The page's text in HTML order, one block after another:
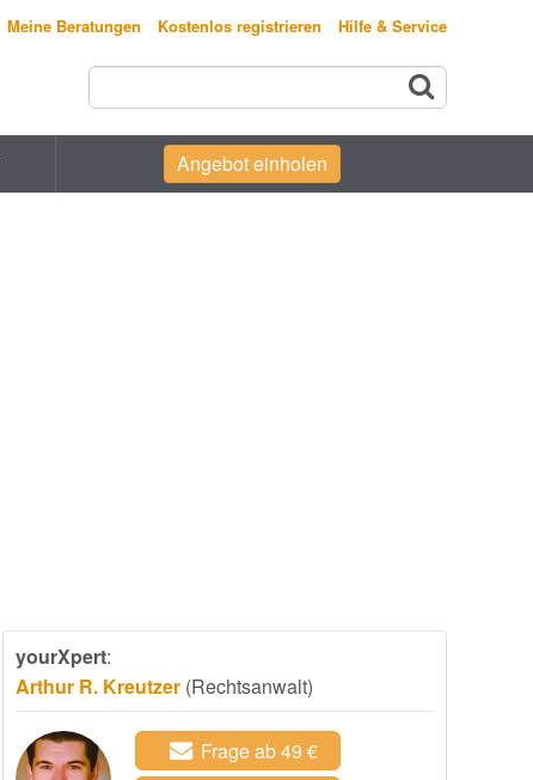
Meine Beratungen Kostenlos registrieren Hilfe & Service
Angebot einholen
yourXpert:
Arthur R. Kreutzer (Rechtsanwalt)
Frage ab 49 €